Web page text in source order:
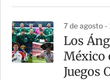
7 de agosto -
Los
México
Juegos